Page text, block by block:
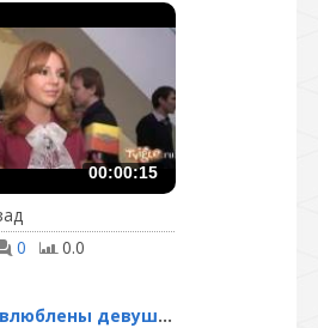
00:00:15
0 0.0
В кого влюблены девушки...